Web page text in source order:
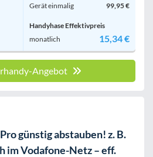
Gerät einmalig
99,95 €
Handyhase Effektivpreis
monatlich
15,34 €
Angebot
günstig abstauben! z. B.
im Vodafone-Netz – eff.